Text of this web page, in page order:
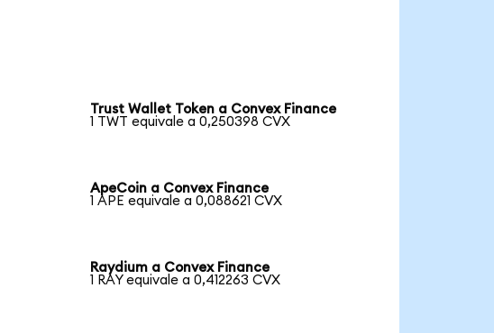
Trust Wallet Token a Convex Finance
1 TWT equivale a 0,250398 CVX
ApeCoin a Convex Finance
1 APE equivale a 0,088621 CVX
Raydium a Convex Finance
1 RAY equivale a 0,412263 CVX